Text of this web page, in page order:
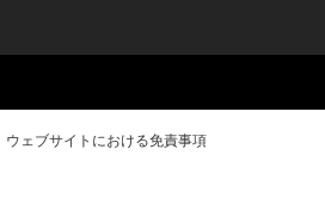
ウェブサイトにおける免責事項